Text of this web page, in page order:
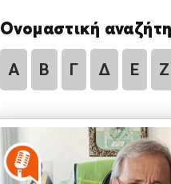
Ονομαστική
Α Β Γ Δ Ε Ζ